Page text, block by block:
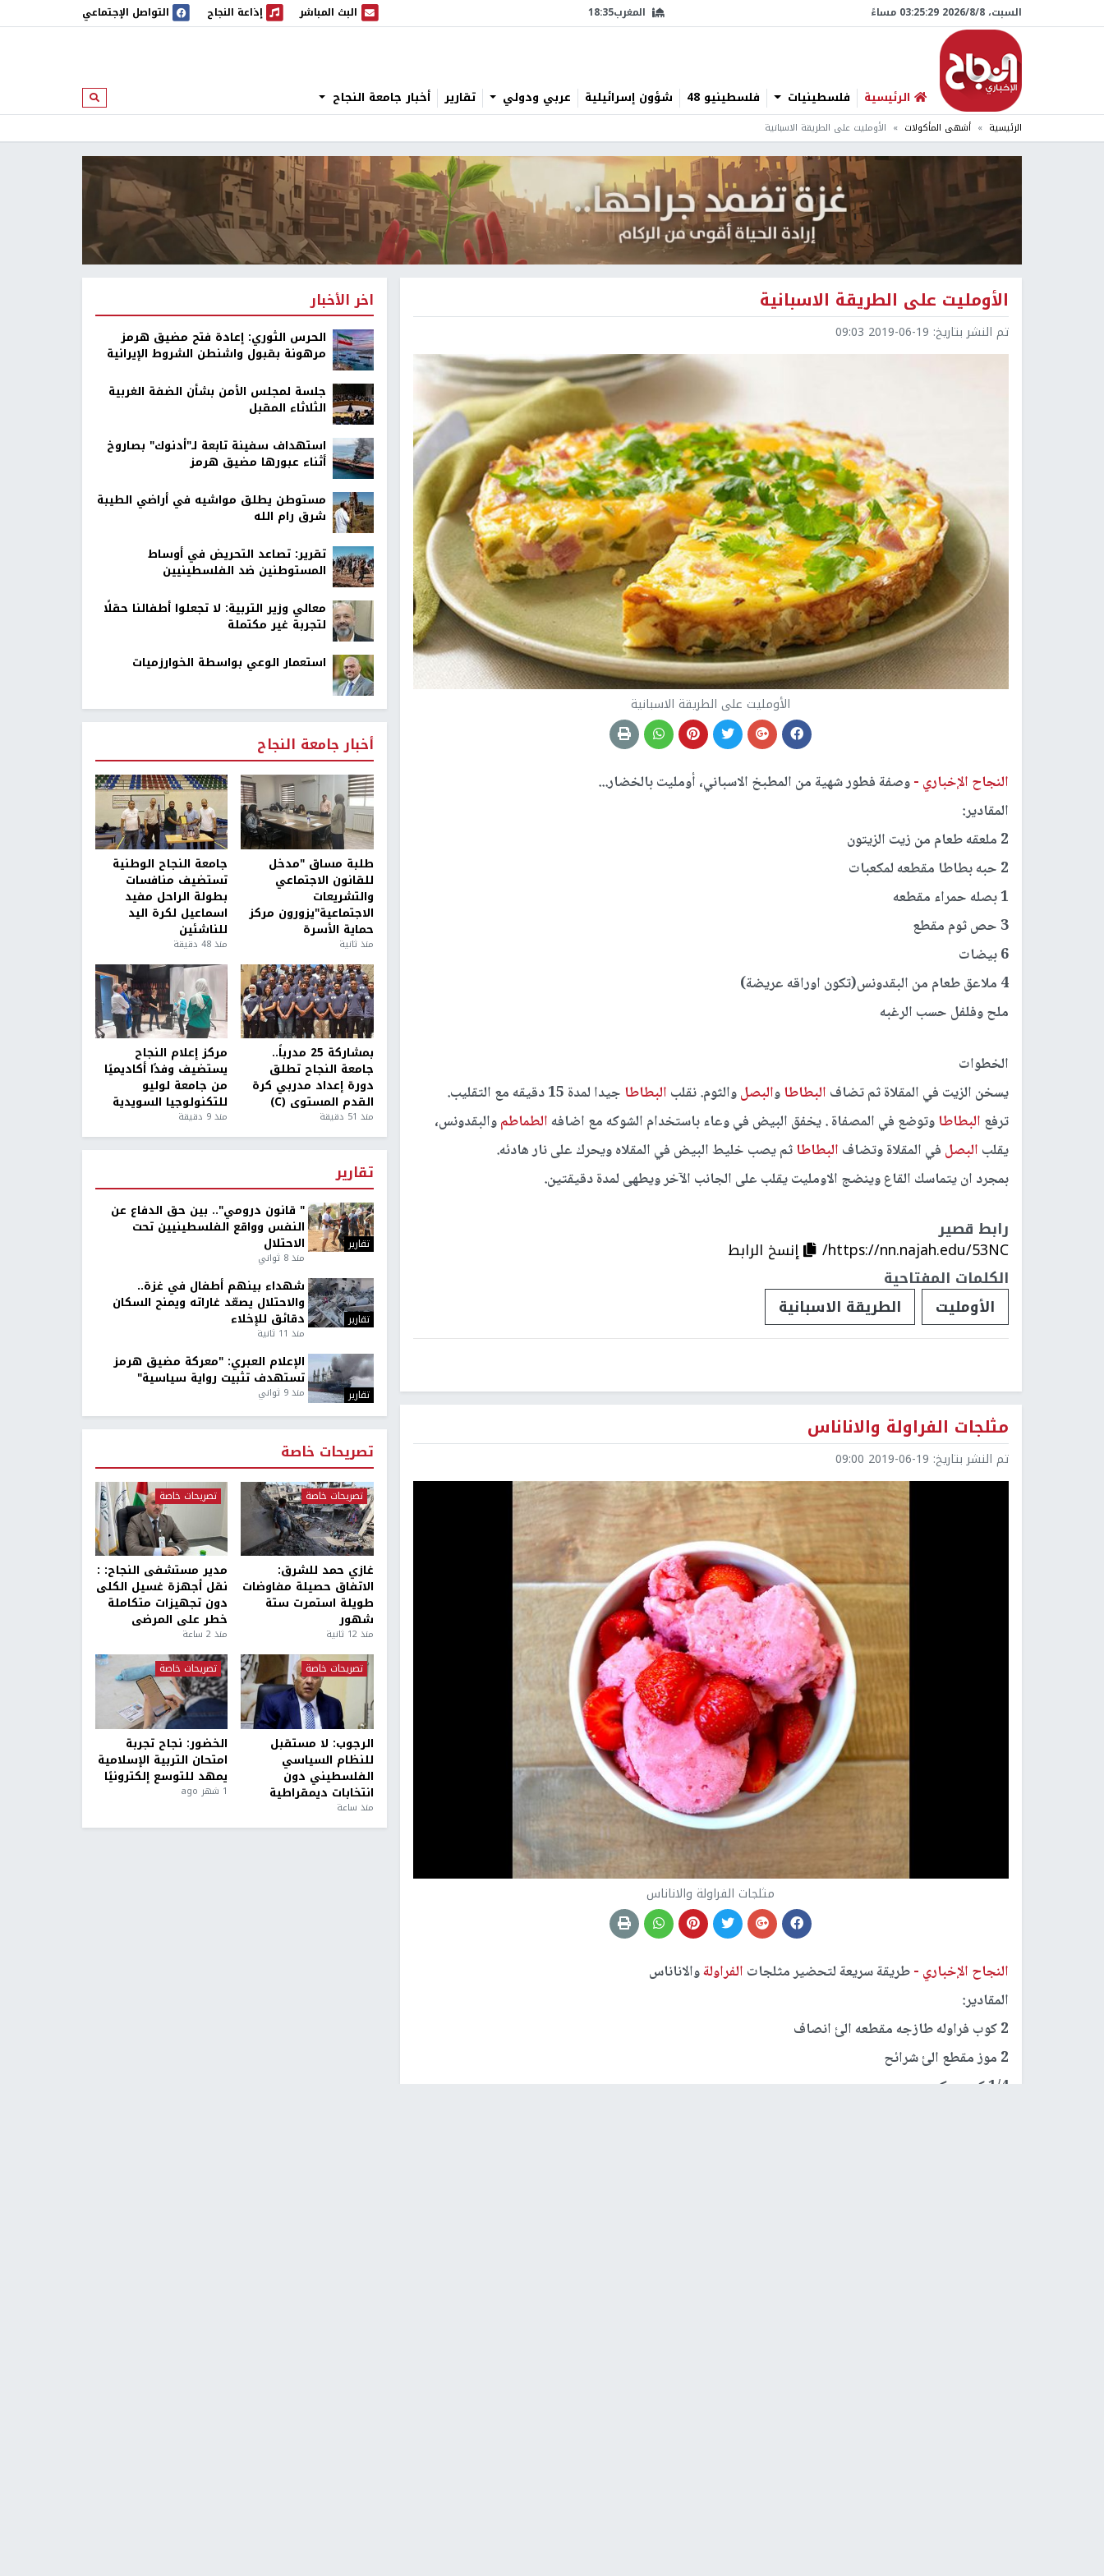
السبت، 8/‏8/‏2026 03:25:30 مساءً المغرب18:35 البث المباشر
البث المباشر إذاعة النجاح
إذاعة النجاح التواصل الإجتماعي
الرئيسية فلسطينيات فلسطينيو 48 شؤون إسرائيلية عربي ودولي تقارير أخبار جامعة النجاح ابحث
الرئيسية أشهى المأكولات الأومليت على الطريقة الاسبانية
الأومليت على الطريقة الاسبانية
تم النشر بتاريخ: 2019-06-19 09:03
الأومليت على الطريقة الاسبانية
النجاح الإخباري -وصفة فطور شهية من المطبخ الاسباني، أومليت بالخضار...
المقادير:
2 ملعقه طعام من زيت الزيتون
2 حبه بطاطا مقطعه لمكعبات
1 بصله حمراء مقطعه
3 حص ثوم مقطع
6 بيضات
4 ملاعق طعام من البقدونس(تكون اوراقه عريضة)
ملح وفلفل حسب الرغبه
الخطوات
يسخن الزيت في المقلاة ثم تضاف البطاطاوالبصلوالثوم. نقلب البطاطا جيدا لمدة 15 دقيقه مع التقليب.
ترفع البطاطاوتوضع في المصفاة . يخفق البيض في وعاء باستخدام الشوكه مع اضافهالطماطموالبقدونس،
يقلب البصل في المقلاة وتضاف البطاطاثم يصب خليط البيض في المقلاه ويحرك على نار هادئه.
بمجرد ان يتماسك القاع وينضج الاومليت يقلب على الجانب الآخر ويطهى لمدة دقيقتين.
رابط قصير
https://nn.najah.edu/53NC/
إنسخ الرابط
الكلمات المفتاحية
الأومليت
الطريقة الاسبانية
مثلجات الفراولة والاناناس
تم النشر بتاريخ: 2019-06-19 09:00
مثلجات الفراولة والاناناس
النجاح الإخباري -طريقة سريعة لتحضير مثلجات الفراولةوالاناناس
المقادير:
2 كوب فراوله طازجه مقطعه الئ انصاف
2 موز مقطع الئ شرائح
1/4 كوب سكر
اخر الأخبار
الحرس الثوري: إعادة فتح مضيق هرمز
مرهونة بقبول واشنطن الشروط الإيرانية
جلسة لمجلس الأمن بشأن الضفة الغربية
الثلاثاء المقبل
استهداف سفينة تابعة لـ"أدنوك" بصاروخ
أثناء عبورها مضيق هرمز
مستوطن يطلق مواشيه في أراضي الطيبة
شرق رام الله
تقرير: تصاعد التحريض في أوساط
المستوطنين ضد الفلسطينيين
معالي وزير التربية: لا تجعلوا أطفالنا حقلًا
لتجربة غير مكتملة
استعمار الوعي بواسطة الخوارزميات
أخبار جامعة النجاح
طلبة مساق "مدخل
للقانون الاجتماعي
والتشريعات
الاجتماعية"يزورون مركز
حماية الأسرة
منذ ثانية
جامعة النجاح الوطنية
تستضيف منافسات
بطولة الراحل مفيد
اسماعيل لكرة اليد
للناشئين
منذ 48 دقيقة
بمشاركة 25 مدرباً..
جامعة النجاح تطلق
دورة إعداد مدربي كرة
القدم المستوى (C)
منذ 51 دقيقة
مركز إعلام النجاح
يستضيف وفدًا أكاديميًا
من جامعة لوليو
للتكنولوجيا السويدية
منذ 9 دقيقة
تقارير
تقارير
" قانون درومي".. بين حق الدفاع عن
النفس وواقع الفلسطينيين تحت
الاحتلال
منذ 8 ثواني
تقارير
شهداء بينهم أطفال في غزة..
والاحتلال يصعّد غاراته ويمنح السكان
دقائق للإخلاء
منذ 11 ثانية
تقارير
الإعلام العبري: "معركة مضيق هرمز
تستهدف تثبيت رواية سياسية"
منذ 9 ثواني
تصريحات خاصة
تصريحات خاصة
غازي حمد للشرق:
الاتفاق حصيلة مفاوضات
طويلة استمرت ستة
شهور
منذ 12 ثانية
تصريحات خاصة
مدير مستشفى النجاح: :
نقل أجهزة غسيل الكلى
دون تجهيزات متكاملة
خطر على المرضى
منذ 2 ساعة
تصريحات خاصة
الرجوب: لا مستقبل
للنظام السياسي
الفلسطيني دون
انتخابات ديمقراطية
منذ ساعة
تصريحات خاصة
الخضور: نجاح تجربة
امتحان التربية الإسلامية
يمهد للتوسع إلكترونيًا
1 شهر ago